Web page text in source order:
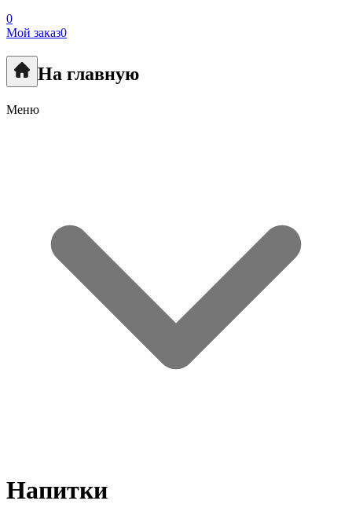
0
Мой заказ0
На главную
Меню
Напитки